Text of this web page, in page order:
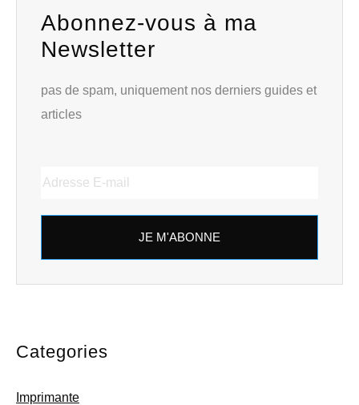
Abonnez-vous à ma
Newsletter
pas de spam, uniquement nos derniers guides et
articles
JE M'ABONNE
Categories
Imprimante